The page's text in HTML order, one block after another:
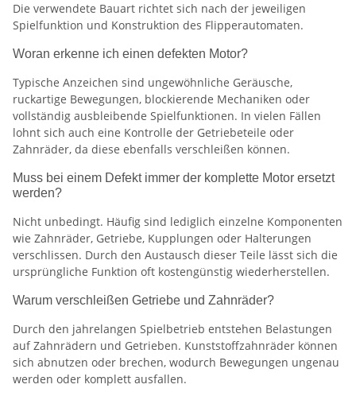
Die verwendete Bauart richtet sich nach der jeweiligen
Spielfunktion und Konstruktion des Flipperautomaten.
Woran erkenne ich einen defekten Motor?
Typische Anzeichen sind ungewöhnliche Geräusche,
ruckartige Bewegungen, blockierende Mechaniken oder
vollständig ausbleibende Spielfunktionen. In vielen Fällen
lohnt sich auch eine Kontrolle der Getriebeteile oder
Zahnräder, da diese ebenfalls verschleißen können.
Muss bei einem Defekt immer der komplette Motor ersetzt
werden?
Nicht unbedingt. Häufig sind lediglich einzelne Komponenten
wie Zahnräder, Getriebe, Kupplungen oder Halterungen
verschlissen. Durch den Austausch dieser Teile lässt sich die
ursprüngliche Funktion oft kostengünstig wiederherstellen.
Warum verschleißen Getriebe und Zahnräder?
Durch den jahrelangen Spielbetrieb entstehen Belastungen
auf Zahnrädern und Getrieben. Kunststoffzahnräder können
sich abnutzen oder brechen, wodurch Bewegungen ungenau
werden oder komplett ausfallen.